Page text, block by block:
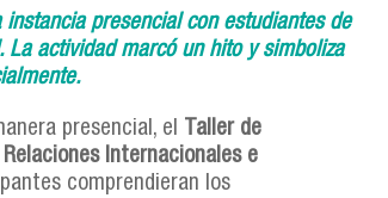
presencial con estudiantes de
actividad marcó un hito y simboliza
presencial, el Taller de
Internacionales e
comprendieran los